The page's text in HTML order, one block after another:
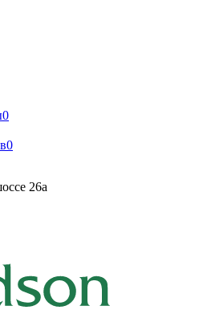
0
0
26а